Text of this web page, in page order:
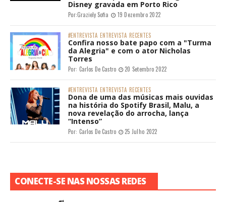
Disney gravada em Porto Rico
Por:Graziely Sofia 19 Dezembro 2022
#ENTREVISTA ENTREVISTA RECENTES
Confira nosso bate papo com a "Turma
da Alegria" e com o ator Nicholas
Torres
Por: Carlos De Castro 20 Setembro 2022
#ENTREVISTA ENTREVISTA RECENTES
Dona de uma das músicas mais ouvidas
na história do Spotify Brasil, Malu, a
nova revelação do arrocha, lança
“Intenso”
Por: Carlos De Castro 25 Julho 2022
CONECTE-SE NAS NOSSAS REDES